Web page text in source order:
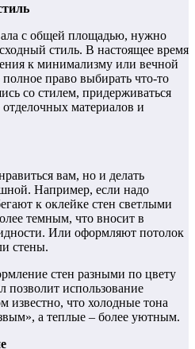
с общей площадью, нужно
стиль. В настоящее время
к минимализму или вечной
право выбирать что-то
со стилем, придерживаться
материалов и
вам, но и делать
Например, если надо
к оклейке стен светлыми
темным, что вносит в
Или оформляют потолок
стены.
стен разными по цвету
позволит использование
известно, что холодные тона
а теплые – более уютным.